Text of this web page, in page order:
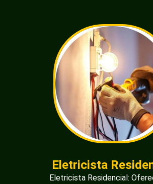
Eletricista
Eletricista Residencial: